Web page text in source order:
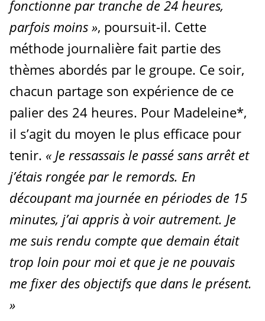
fonctionne par tranche de 24 heures,
parfois moins », poursuit-il. Cette
méthode journalière fait partie des
thèmes abordés par le groupe. Ce soir,
chacun partage son expérience de ce
palier des 24 heures. Pour Madeleine*,
il s’agit du moyen le plus efficace pour
tenir. « Je ressassais le passé sans arrêt et
j’étais rongée par le remords. En
découpant ma journée en périodes de 15
minutes, j’ai appris à voir autrement. Je
me suis rendu compte que demain était
trop loin pour moi et que je ne pouvais
me fixer des objectifs que dans le présent.
»